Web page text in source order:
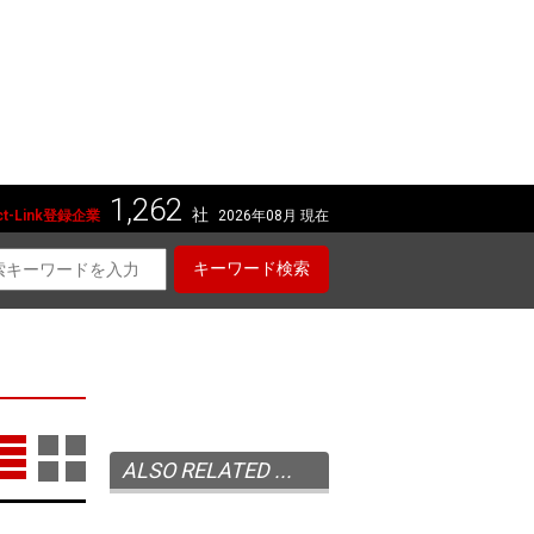
Link登録企業 1,262 社 2026年08月 現在
キーワード検索
ALSO RELATED ...